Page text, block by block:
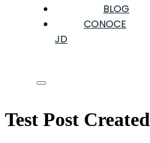
BLOG
CONOCE
JD
Test Post Created